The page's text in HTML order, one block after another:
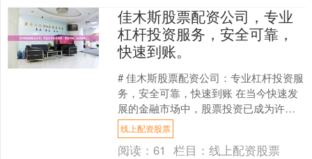
佳木斯股票配资公司，专业
杠杆投资服务，安全可靠，
快速到账。
# 佳木斯股票配资公司：专业杠杆投资服
务，安全可靠，快速到账 在当今快速发
展的金融市场中，股票投资已成为许多
人财富增值的重要途径。然而，资金不
足往往成为投资者扩....
线上配资股票
阅读：61 栏目：线上配资股票